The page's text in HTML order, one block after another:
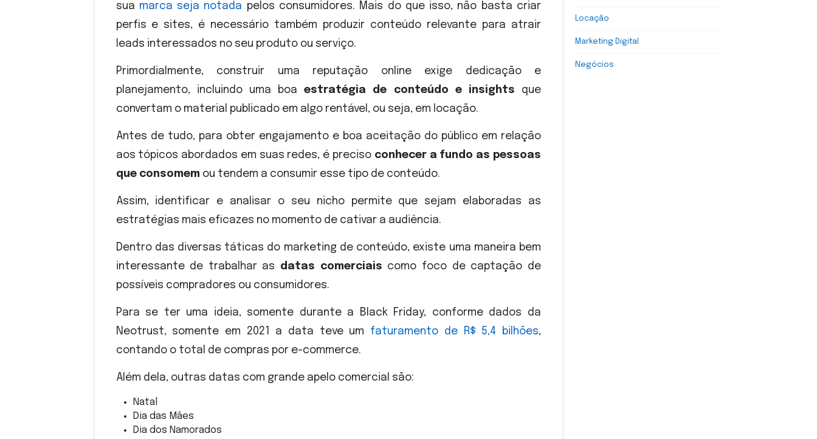
sua marca seja notada pelos consumidores. Mais do que isso, não basta criar
perfis e sites, é necessário também produzir conteúdo relevante para atrair
leads interessados no seu produto ou serviço.
Primordialmente, construir uma reputação online exige dedicação e
planejamento, incluindo uma boaestratégia de conteúdo e insights que
convertam o material publicado em algo rentável, ou seja, em locação.
Antes de tudo, para obter engajamento e boa aceitação do público em relação
aos tópicos abordados em suas redes, é preciso conhecer a fundo as pessoas
que consomem ou tendem a consumir esse tipo de conteúdo.
Assim, identificar e analisar o seu nicho permite que sejam elaboradas as
estratégias mais eficazes no momento de cativar a audiência.
Dentro das diversas táticas do marketing de conteúdo, existe uma maneira bem
interessante de trabalhar as datas comerciais como foco de captação de
possíveis compradores ou consumidores.
Para se ter uma ideia, somente durante a Black Friday, conforme dados da
Neotrust, somente em 2021 a data teve um faturamento de R$ 5,4 bilhões,
contando o total de compras por e-commerce.
Além dela, outras datas com grande apelo comercial são:
Natal
Dia das Mães
Dia dos Namorados
Locação
Marketing Digital
Negócios